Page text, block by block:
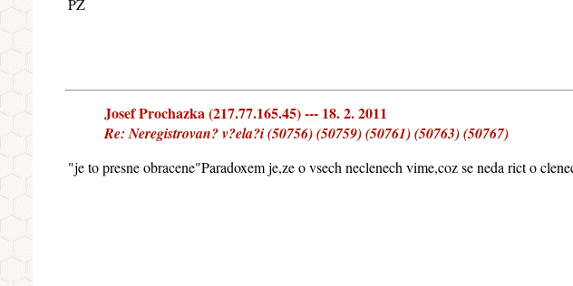
PZ
Josef Prochazka (217.77.165.45) --- 18. 2. 2011
Re: Neregistrovan? v?ela?i (50756) (50759) (50761) (50763) (50767)
"je to presne obracene"Paradoxem je,ze o vsech neclenech vime,coz se neda rict o